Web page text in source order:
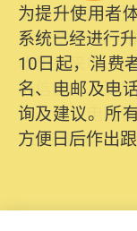
为提升使用者
系统已经进行
10日起，消费
名、电邮及电
询及建议。所
方便日后作出跟